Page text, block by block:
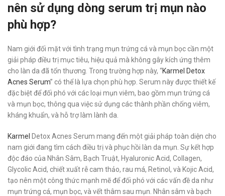
nên sử dụng dòng serum trị mụn nào
phù hợp?
Nam giới đối mặt với tình trạng mụn trứng cá và mụn bọc cần một
giải pháp điều trị mục tiêu, hiệu quả mà không gây kích ứng thêm
cho làn da đã tổn thương. Trong trường hợp này, “Karmel Detox
Acnes Serum” có thể là lựa chọn phù hợp. Serum này được thiết kế
đặc biệt để đối phó với các loại mụn viêm, bao gồm mụn trứng cá
và mụn bọc, thông qua việc sử dụng các thành phần chống viêm,
kháng khuẩn, và hỗ trợ làm lành da.
Karmel Detox Acnes Serum mang đến một giải pháp toàn diện cho
nam giới đang tìm cách điều trị và phục hồi làn da mụn. Sự kết hợp
độc đáo của Nhân Sâm, Bạch Truật, Hyaluronic Acid, Collagen,
Glycolic Acid, chiết xuất rễ cam thảo, rau má, Retinol, và Kojic Acid,
tạo nên một công thức mạnh mẽ để đối phó với các vấn đề da như
mụn trứng cá, mụn bọc, và vết thâm sau mụn. Nhân sâm và bạch